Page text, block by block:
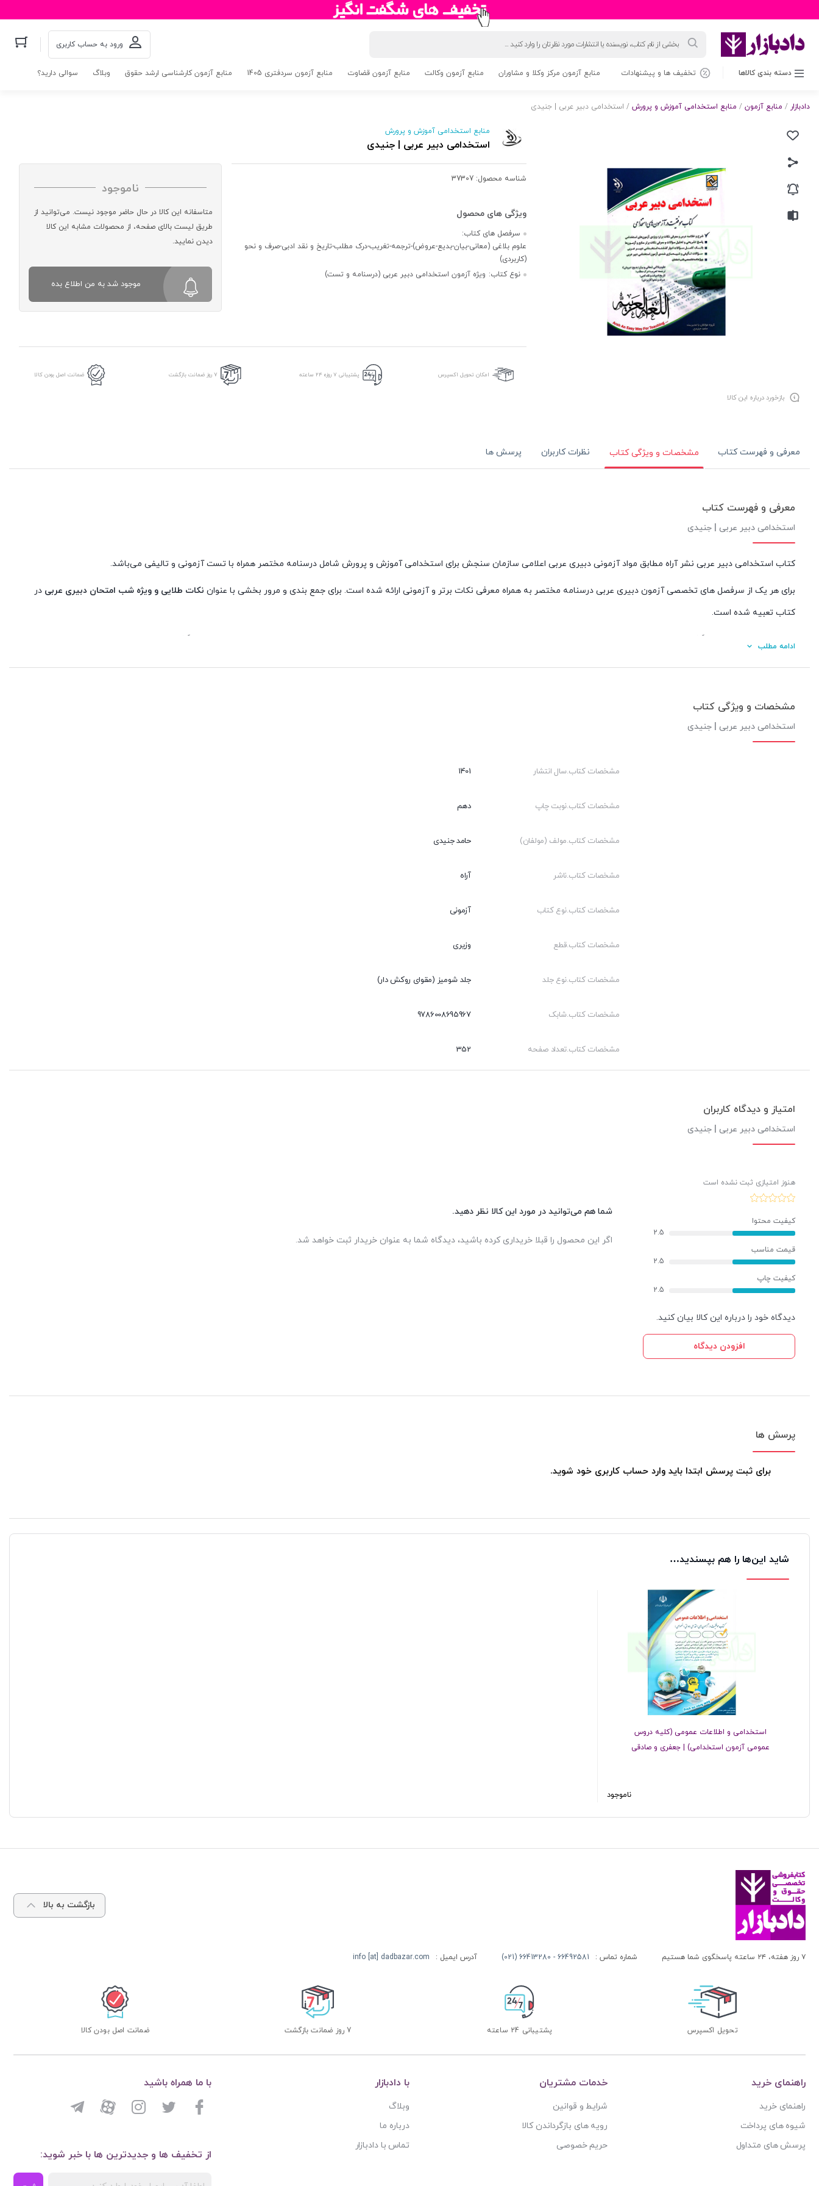
محصولات ورود به حساب کاربری
دسته بندی کالاها تخفیف ها و پیشنهادات منابع آزمون مرکز وکلا و مشاوران منابع آزمون وکالت منابع آزمون قضاوت منابع آزمون سردفتری 1405 منابع آزمون کارشناسی ارشد حقوق وبلاگ سوالی دارید؟
دادبازار / منابع آزمون / منابع استخدامی آموزش و پرورش / استخدامی دبیر عربی | جنیدی
منابع استخدامی آموزش و پرورش
استخدامی دبیر عربی | جنیدی
شناسه محصول: 37307
سرفصل های کتاب:
علوم بلاغی (معانی-بیان-بدیع-عروض)-ترجمه-تغریب-درک مطلب-تاریخ و نقد ادبی-صرف و نحو
(کاربردی)
نوع کتاب: ویژه آزمون استخدامی دبیر عربی (درسنامه و تست)
ناموجود
متاسفانه این کالا در حال حاضر موجود نیست. می‌توانید از
طریق لیست بالای صفحه، از محصولات مشابه این کالا
دیدن نمایید.
موجود شد به من اطلاع بده
امکان تحویل اکسپرس پشتیبانی ۷ روزه ۲۴ ساعته 7 روز ضمانت بازگشت ضمانت اصل بودن کالا
بازخورد درباره این کالا
معرفی و فهرست کتاب مشخصات و ویژگی کتاب نظرات کاربران پرسش ها
معرفی و فهرست کتاب
استخدامی دبیر عربی | جنیدی
کتاب استخدامی دبیر عربی نشر آراه مطابق مواد آزمونی دبیری عربی اعلامی سازمان سنجش برای استخدامی آموزش و پرورش شامل درسنامه مختصر همراه با تست آزمونی و تالیفی می‌باشد.
برای هر یک از سرفصل های تخصصی آزمون دبیری عربی درسنامه مختصر به همراه معرفی نکات برتر و آزمونی ارائه شده است. برای جمع بندی و مرور بخشی با عنوان نکات طلایی و ویژه شب امتحان دبیری عربی در
کتاب تعبیه شده است.
سوالات آزمون های ادوار گذشته استخدامی آموزش و پرورش همراه با پاسخ های تشریحی ارائه شده است. برای تسلط بیشتر به تست های آزمونی، علاوه بر سولات ادوار گذشته تست های تالیفی و شبیه سازی شده
مطابق با سرفصل های اعلام شده توسط سازمان سنجش برای آزمون استخدامی آموزش و پرورش
شرح و خلاصه درس، معرفی نکات برتر، تحلیل منابع و آزمون ها
سوالات تالیفی و شبیه سازی شده آزمون استخدامی دبیر عربی
بخش برگزیده متون عربی (ترجمه و درک مطلب)
بخش سوالات ادوار گذشته آزمون استخدامی دبیر عربی
ادامه مطلب
مشخصات و ویژگی کتاب
استخدامی دبیر عربی | جنیدی
مشخصات کتاب.سال انتشار 1401
مشخصات کتاب.نوبت چاپ دهم
مشخصات کتاب.مولف (مولفان) حامد جنیدی
مشخصات کتاب.ناشر آراه
مشخصات کتاب.نوع کتاب آزمونی
مشخصات کتاب.قطع وزیری
مشخصات کتاب.نوع جلد جلد شومیز (مقوای روکش دار)
مشخصات کتاب.شابک 9786008695967
مشخصات کتاب.تعداد صفحه 352
امتیاز و دیدگاه کاربران
استخدامی دبیر عربی | جنیدی
هنوز امتیازی ثبت نشده است
کیفیت محتوا
2.5
قیمت مناسب
2.5
کیفیت چاپ
2.5
دیدگاه خود را درباره این کالا بیان کنید.
افزودن دیدگاه
شما هم می‌توانید در مورد این کالا نظر دهید.
اگر این محصول را قبلا خریداری کرده باشید، دیدگاه شما به عنوان خریدار ثبت خواهد شد.
پرسش ها
برای ثبت پرسش ابتدا باید وارد حساب کاربری خود شوید.
شاید این‌ها را هم بپسندید…
استخدامی و اطلاعات عمومی (کلیه دروس
عمومی آزمون استخدامی) | جعفری و صادقی
ناموجود
بازگشت به بالا
۷ روز هفته، ۲۴ ساعته پاسخگوی شما هستیم شماره تماس : 66492581 - 66413280 (021) آدرس ایمیل : info [at] dadbazar.com
تحویل اکسپرس پشتیبانی 24 ساعته 7 روز ضمانت بازگشت ضمانت اصل بودن کالا
راهنمای خرید
راهنمای خرید
شیوه های پرداخت
پرسش های متداول
خدمات مشتریان
شرایط و قوانین
رویه های بازگرداندن کالا
حریم خصوصی
با دادبازار
وبلاگ
درباره ما
تماس با دادبازار
از تخفیف ها و جدیدترین ها با خبر شوید:
با ما همراه باشید